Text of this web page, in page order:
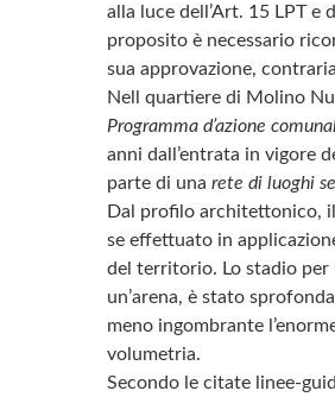
alla luce dell’Art. 15 LPT e
proposito è necessario
sua approvazione,
Nell quartiere di Molino
Programma d’azione
anni dall’entrata in vigore
parte di una rete di luoghi
Dal profilo architettonico,
se effettuato in
del territorio. Lo stadio per
un’arena, è stato
meno ingombrante
volumetria.
Secondo le citate linee-